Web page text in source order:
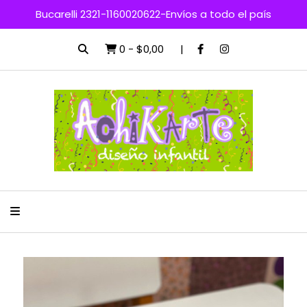
Bucarelli 2321-1160020622-Envíos a todo el país
0 - $0,00